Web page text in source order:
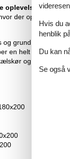
oplevelser:
der opsættes
og grund er ganske
en helt særlig
og Slagelse.
Hvis du
henblik
Du kan
Se også